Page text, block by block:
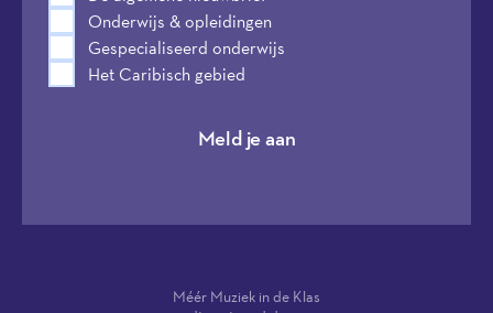
Onderwijs & opleidingen
Gespecialiseerd onderwijs
Het Caribisch gebied
Meld je aan
Méér Muziek in de Klas